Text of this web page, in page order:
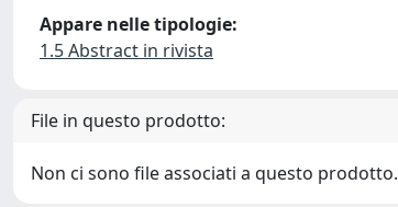
Appare nelle tipologie:
1.5 Abstract in rivista
File in questo prodotto:
Non ci sono file associati a questo prodotto.